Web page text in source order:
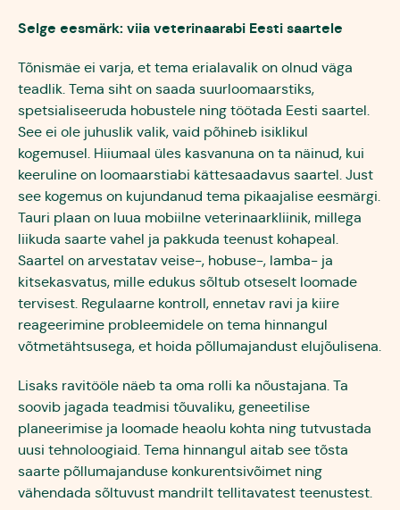
Selge eesmärk: viia veterinaarabi Eesti saartele
Tõnismäe ei varja, et tema erialavalik on olnud väga
teadlik. Tema siht on saada suurloomaarstiks,
spetsialiseeruda hobustele ning töötada Eesti saartel.
See ei ole juhuslik valik, vaid põhineb isiklikul
kogemusel. Hiiumaal üles kasvanuna on ta näinud, kui
keeruline on loomaarstiabi kättesaadavus saartel. Just
see kogemus on kujundanud tema pikaajalise eesmärgi.
Tauri plaan on luua mobiilne veterinaarkliinik, millega
liikuda saarte vahel ja pakkuda teenust kohapeal.
Saartel on arvestatav veise-, hobuse-, lamba- ja
kitsekasvatus, mille edukus sõltub otseselt loomade
tervisest. Regulaarne kontroll, ennetav ravi ja kiire
reageerimine probleemidele on tema hinnangul
võtmetähtsusega, et hoida põllumajandust elujõulisena.
Lisaks ravitööle näeb ta oma rolli ka nõustajana. Ta
soovib jagada teadmisi tõuvaliku, geneetilise
planeerimise ja loomade heaolu kohta ning tutvustada
uusi tehnoloogiaid. Tema hinnangul aitab see tõsta
saarte põllumajanduse konkurentsivõimet ning
vähendada sõltuvust mandrilt tellitavatest teenustest.